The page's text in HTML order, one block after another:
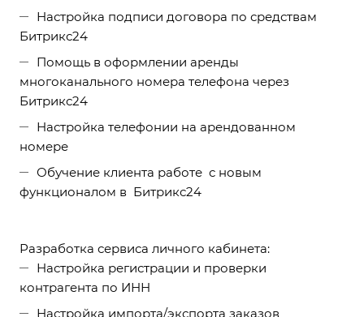
Настройка подписи договора по средствам
Битрикс24
Помощь в оформлении аренды
многоканального номера телефона через
Битрикс24
Настройка телефонии на арендованном
номере
Обучение клиента работе с новым
функционалом в Битрикс24
Разработка сервиса личного кабинета:
Настройка регистрации и проверки
контрагента по ИНН
Настройка импорта/экспорта заказов